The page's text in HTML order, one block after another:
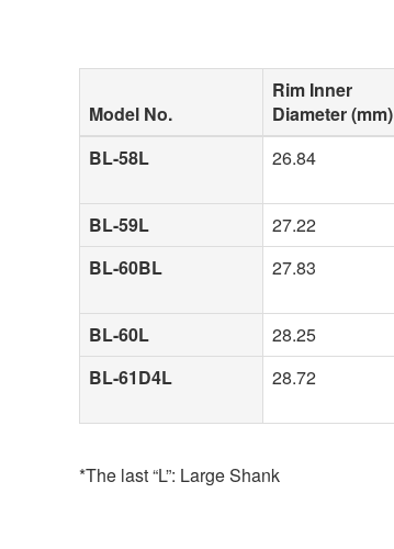
Model No.
Rim Inner
Diameter (mm)
BL-58L
26.84
BL-59L
27.22
BL-60BL
27.83
BL-60L
28.25
BL-61D4L
28.72
*The last “L”: Large Shank